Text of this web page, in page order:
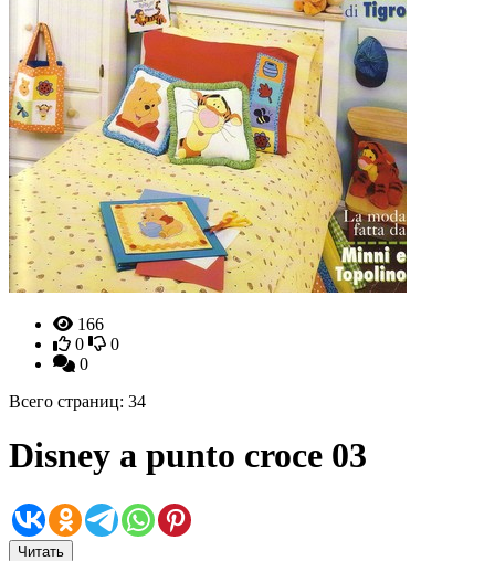
166
0
0
0
Всего страниц: 34
Disney a punto croce 03
Читать